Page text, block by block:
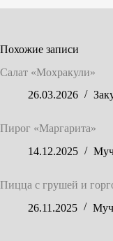
Похожие записи
Салат «Мохракули»
26.03.2026
Пирог «Маргарита»
14.12.2025
Пицца с грушей и
26.11.2025